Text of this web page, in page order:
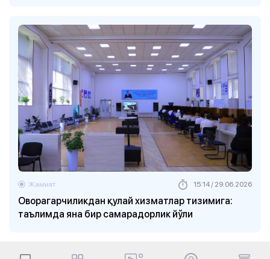
Оворагарчиликдан қулай хизматлар тизимига:
таълимда яна бир самарадорлик йўли
Жамият 15:14 / 29.06.2026